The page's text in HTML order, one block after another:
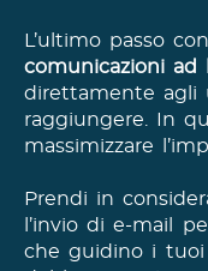
L’ultimo passo
comunicazioni ad
direttamente agli
raggiungere. In
massimizzare
Prendi in
l’invio di e-mail
che guidino i tuoi